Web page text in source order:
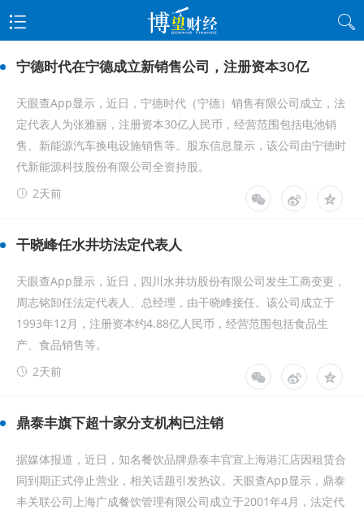
宁德时代在宁德成立新销售公司，注册资本30亿
天眼查App显示，近日，宁德时代（宁德）销售有限公司成立，法
定代表人为张雅丽，注册资本30亿人民币，经营范围包括电池销
售、新能源汽车换电设施销售等。股东信息显示，该公司由宁德时
代新能源科技股份有限公司全资持股。
2天前
干晓峰任水井坊法定代表人
天眼查App显示，近日，四川水井坊股份有限公司发生工商变更，
周志铭卸任法定代表人、总经理，由干晓峰接任。该公司成立于
1993年12月，注册资本约4.88亿人民币，经营范围包括食品生
产、食品销售等。
2天前
鼎泰丰旗下超十家分支机构已注销
据媒体报道，近日，知名餐饮品牌鼎泰丰官宣上海港汇店因租赁合
同到期正式停止营业，相关话题引发热议。天眼查App显示，鼎泰
丰关联公司上海广成餐饮管理有限公司成立于2001年4月，法定代